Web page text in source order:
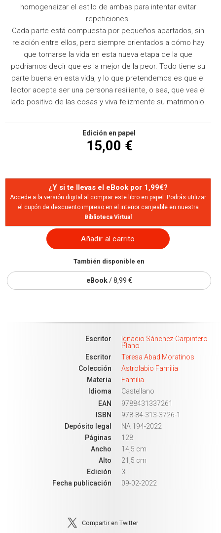
homogeneizar el estilo de ambas para intentar evitar
repeticiones.
Cada parte está compuesta por pequeños apartados, sin
relación entre ellos, pero siempre orientados a cómo hay
que tomarse la vida en esta nueva etapa de la que
podríamos decir que es la mejor de la peor. Todo tiene su
parte buena en esta vida, y lo que pretendemos es que el
lector acepte ser una persona resiliente, o sea, que vea el
lado positivo de las cosas y viva felizmente su matrimonio.
Edición en papel
15,00 €
¿Y si te llevas el eBook por 1,99€?
Accede a la versión digital al comprar este libro en papel. Podrás utilizar
el cupón de descuento impreso en el interior canjeable en nuestra
Biblioteca Virtual
Añadir al carrito
También disponible en
eBook/ 8,99 €
Escritor
Ignacio Sánchez-Carpintero
Plano
Escritor
Teresa Abad Moratinos
Colección
Astrolabio Familia
Materia
Familia
Idioma
Castellano
EAN
9788431337261
ISBN
978-84-313-3726-1
Depósito legal
NA 194-2022
Páginas
128
Ancho
14,5 cm
Alto
21,5 cm
Edición
3
Fecha publicación
09-02-2022
Compartir en Twitter